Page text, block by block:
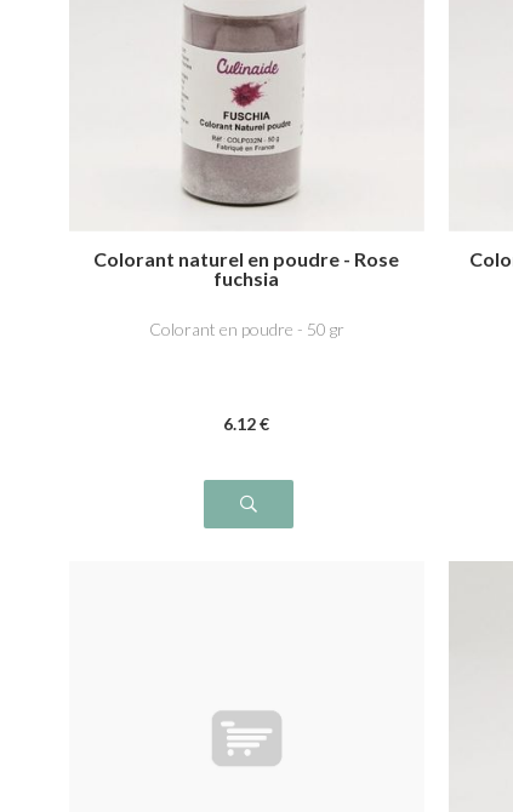
Colorant naturel en poudre - Rose
fuchsia
Colorant en poudre - 50 gr
6.12€